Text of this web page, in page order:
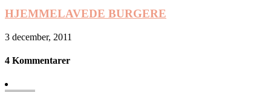
HJEMMELAVEDE BURGERE
3 december, 2011
4 Kommentarer